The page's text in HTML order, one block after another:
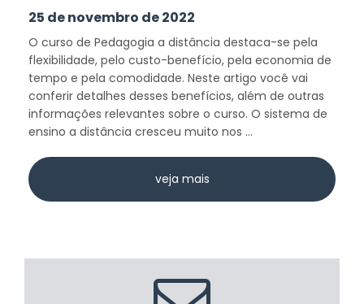
25 de novembro de 2022
O curso de Pedagogia a distância destaca-se pela
flexibilidade, pelo custo-benefício, pela economia de
tempo e pela comodidade. Neste artigo você vai
conferir detalhes desses benefícios, além de outras
informações relevantes sobre o curso. O sistema de
ensino a distância cresceu muito nos ...
veja mais